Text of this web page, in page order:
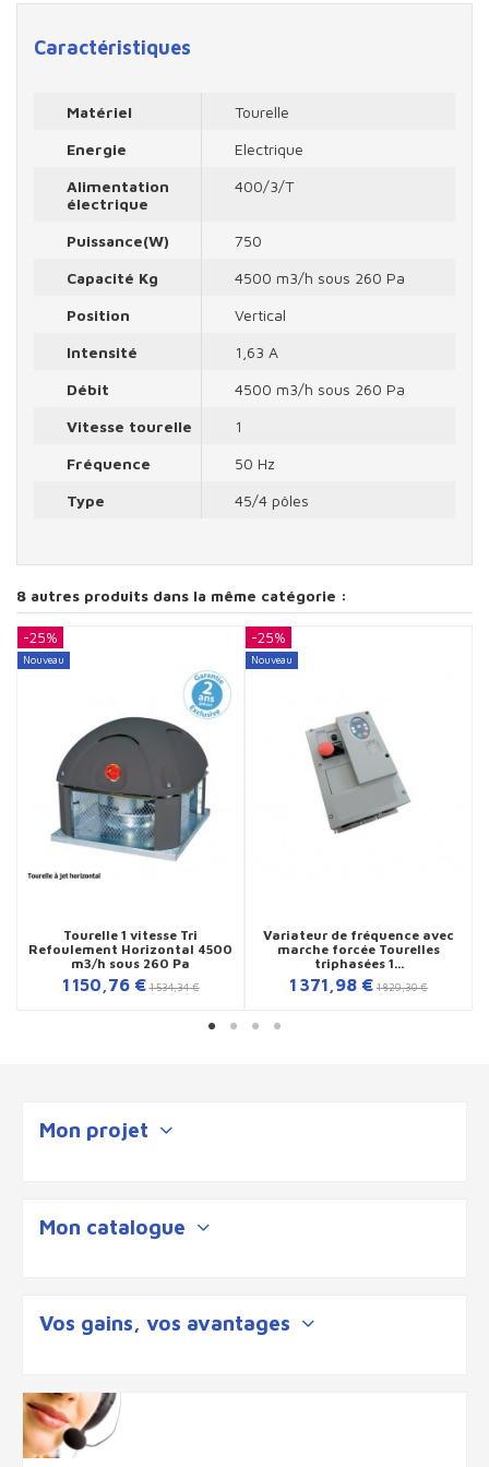
Caractéristiques
Matériel
Tourelle
Energie
Electrique
Alimentation
électrique
400/3/T
Puissance(W)
750
Capacité Kg
4500 m3/h sous 260 Pa
Position
Vertical
Intensité
1,63 A
Débit
4500 m3/h sous 260 Pa
Vitesse tourelle
1
Fréquence
50 Hz
Type
45/4 pôles
8 autres produits dans la même catégorie :
-25%
Nouveau
Tourelle 1 vitesse Tri
Refoulement Horizontal 4500
m3/h sous 260 Pa
1 150,76 € 1 534,34 €
-25%
Nouveau
Variateur de fréquence avec
marche forcée Tourelles
triphasées 1...
1 371,98 € 1 829,30 €
Mon projet
Mon catalogue
Vos gains, vos avantages